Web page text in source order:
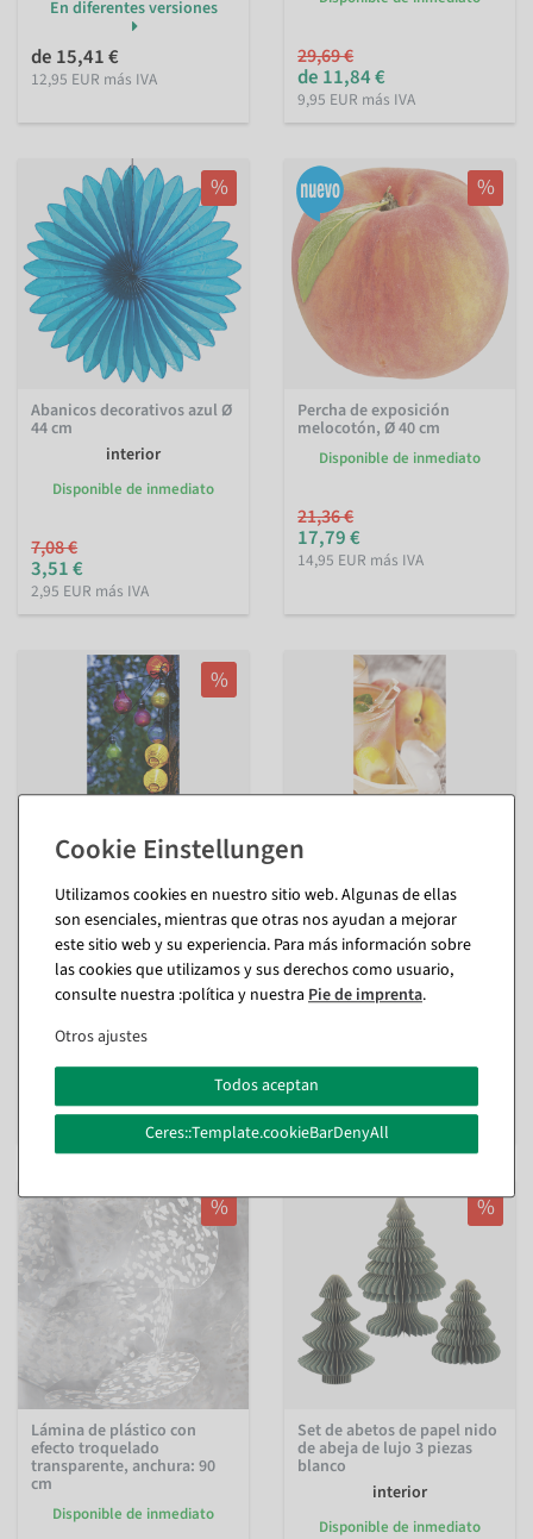
En diferentes versiones
de 15,41 €
12,95 EUR más IVA
29,69 €
de 11,84 €
9,95 EUR más IVA
%
Abanicos decorativos azul Ø
44 cm
interior
Disponible de inmediato
7,08 €
3,51 €
2,95 EUR más IVA
%
Percha de exposición
melocotón, Ø 40 cm
Disponible de inmediato
21,36 €
17,79 €
14,95 EUR más IVA
%
Pancarta de tela ignífuga
luces de hadas de colores 75
x 180 cm
interior y exterior - DIN
13501-1
29,69 €
9,95 EUR más IVA
Banderola de tela ignífuga
melocotón 75 x 180 cm
interior y exterior - DIN
13501-1
Disponible de inmediato
24,95 EUR más IVA
%
Lámina de plástico con
efecto troquelado
transparente, anchura: 90
cm
Disponible de inmediato
%
Set de abetos de papel nido
de abeja de lujo 3 piezas
blanco
interior
Disponible de inmediato
Utilizamos cookies en nuestro sitio web. Algunas de ellas
son esenciales, mientras que otras nos ayudan a mejorar
este sitio web y su experiencia. Para más información sobre
las cookies que utilizamos y sus derechos como usuario,
consulte nuestra :política y nuestra Pie de imprenta.
Otros ajustes
Todos aceptan
Ceres::Template.cookieBarDenyAll